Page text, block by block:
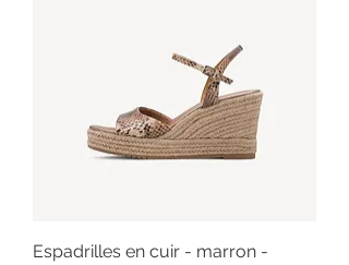
Espadrilles en cuir - marron -